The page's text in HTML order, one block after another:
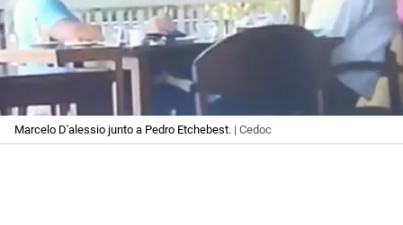
Marcelo D'alessio junto a Pedro Etchebest. | Cedoc